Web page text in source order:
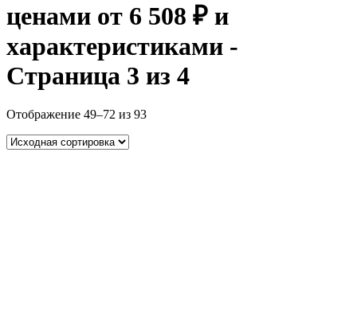
ценами от 6 508 ₽ и
характеристиками -
Страница 3 из 4
Отображение 49–72 из 93